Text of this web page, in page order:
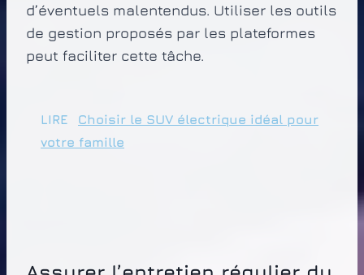
d’éventuels malentendus. Utiliser les outils
de gestion proposés par les plateformes
peut faciliter cette tâche.
LIRE
Choisir le SUV électrique idéal pour
votre famille